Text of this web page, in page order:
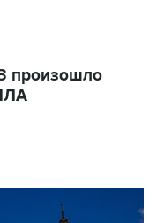
произошло